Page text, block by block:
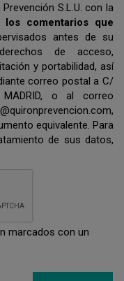
S.L.U. con la
comentarios que
antes de su
de acceso,
y portabilidad, así
correo postal a C/
o al correo
equivalente. Para
de sus datos,
marcados con un